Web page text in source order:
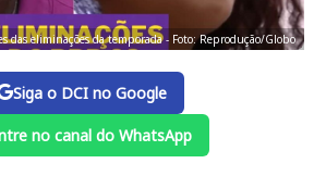
das eliminações da temporada - Foto: Reprodução/Globo
Siga o DCI no Google
no canal do WhatsApp